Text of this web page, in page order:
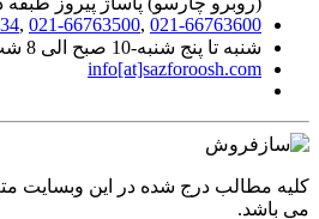
021-66763600
,
021-66763500
,
شنبه تا پنج شنبه-10 صبح الی 8 شب
info[at]sazforoosh.com
کلیه مطالب درج شده در این وبسایت
می باشد.